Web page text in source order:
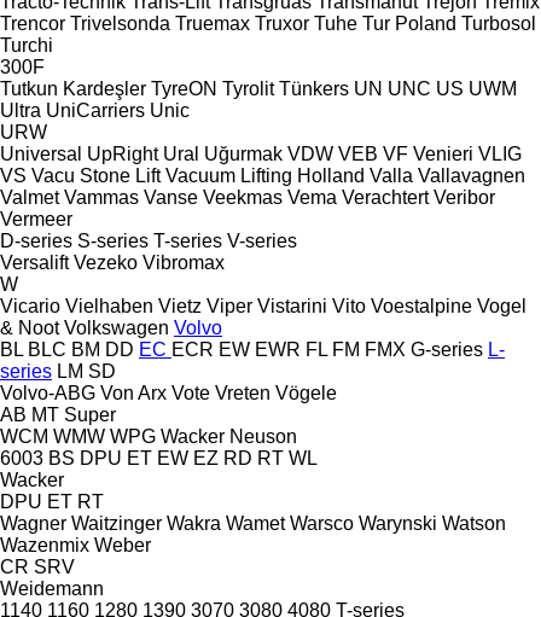
Trencor Trivelsonda Truemax Truxor Tuhe Tur Poland Turbosol
Turchi
300F
Tutkun Kardeşler TyreON Tyrolit Tünkers UN UNC US UWM
Ultra UniCarriers Unic
URW
Universal UpRight Ural Uğurmak VDW VEB VF Venieri VLIG
VS Vacu Stone Lift Vacuum Lifting Holland Valla Vallavagnen
Valmet Vammas Vanse Veekmas Vema Verachtert Veribor
Vermeer
D-series S-series T-series V-series
Versalift Vezeko Vibromax
W
Vicario Vielhaben Vietz Viper Vistarini Vito Voestalpine Vogel
& Noot Volkswagen Volvo
BL BLC BM DD EC ECR EW EWR FL FM FMX G-series L-
series LM SD
Volvo-ABG Von Arx Vote Vreten Vögele
AB MT Super
WCM WMW WPG Wacker Neuson
6003 BS DPU ET EW EZ RD RT WL
Wacker
DPU ET RT
Wagner Waitzinger Wakra Wamet Warsco Warynski Watson
Wazenmix Weber
CR SRV
Weidemann
1140 1160 1280 1390 3070 3080 4080 T-series